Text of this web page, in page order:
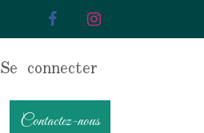
Se connecter
Contactez-nous